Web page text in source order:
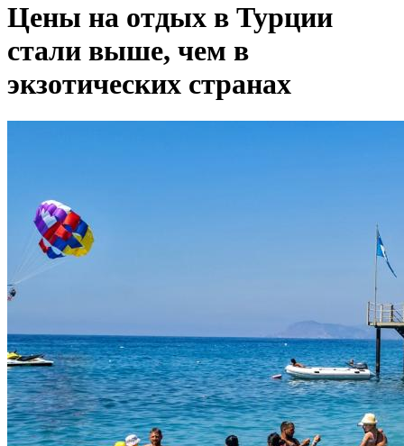
Цены на отдых в Турции
стали выше, чем в
экзотических странах